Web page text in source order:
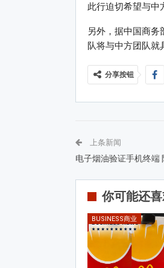
此行迫切希望与中
另外，据中国商务
队将与中方团队就
分享按钮
上条新闻
电子烟油验证手机终端
你可能还
BUSINESS商业